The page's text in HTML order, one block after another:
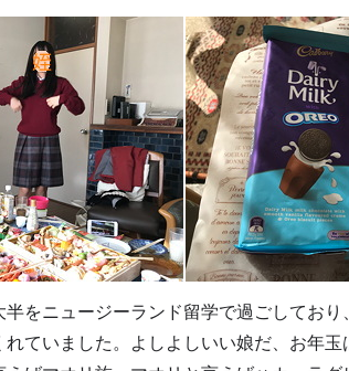
をニュージーランド留学で過ごしてお
れていました。よしよしいい娘だ、お年